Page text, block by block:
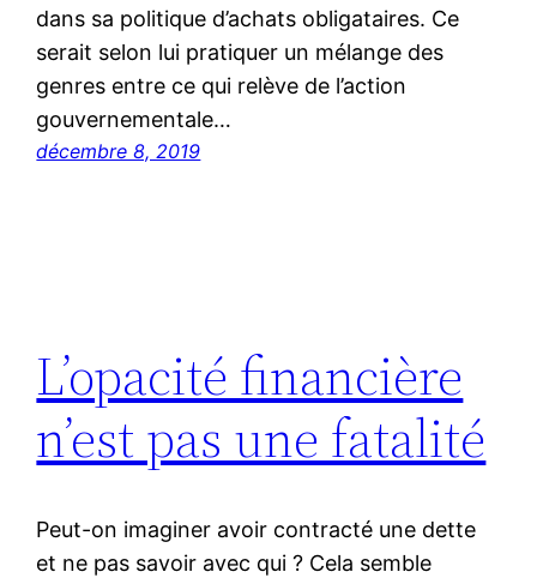
dans sa politique d’achats obligataires. Ce
serait selon lui pratiquer un mélange des
genres entre ce qui relève de l’action
gouvernementale…
décembre 8, 2019
L’opacité financière
n’est pas une fatalité
Peut-on imaginer avoir contracté une dette
et ne pas savoir avec qui ? Cela semble